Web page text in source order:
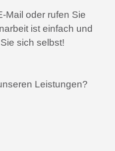
Mail oder rufen Sie
ist einfach und
sich selbst!
Leistungen?